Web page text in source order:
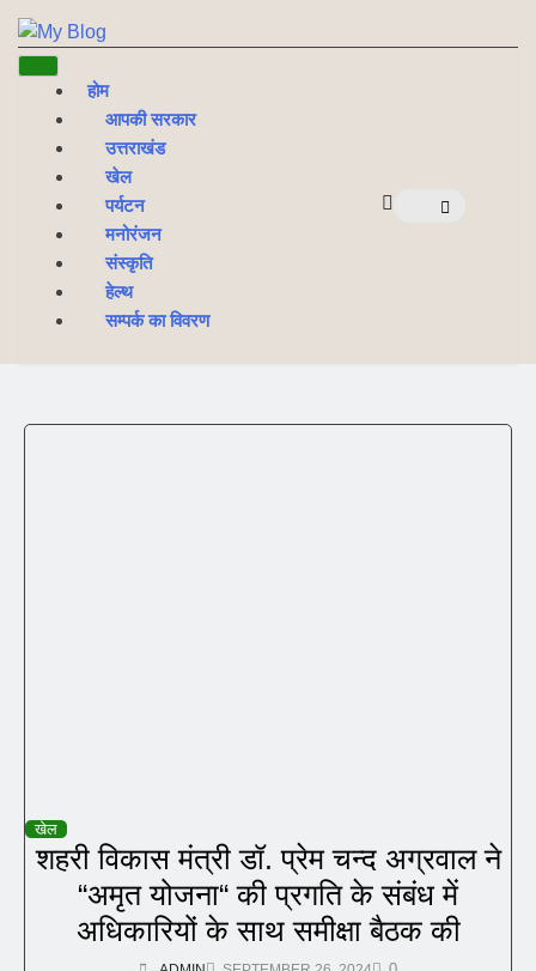
NE
NEWS ELEMENTOR
होम
आपकी सरकार
उत्तराखंड
खेल
पर्यटन
मनोरंजन
संस्कृति
हेल्थ
सम्पर्क का विवरण
खेल
शहरी विकास मंत्री डॉ. प्रेम चन्द अग्रवाल ने
“अमृत योजना“ की प्रगति के संबंध में
अधिकारियों के साथ समीक्षा बैठक की